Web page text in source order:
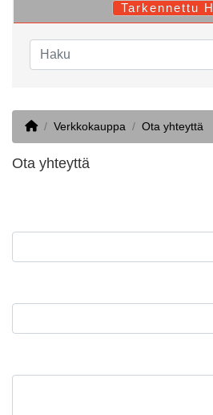
Tarkennettu
HomeVerkkokauppa Ota yhteyttä
Ota yhteyttä